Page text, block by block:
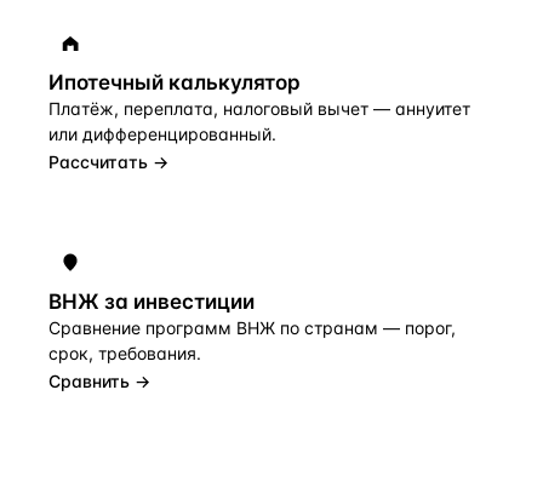
Ипотечный калькулятор
Платёж, переплата, налоговый вычет — аннуитет
или дифференцированный.
Рассчитать →
ВНЖ за инвестиции
Сравнение программ ВНЖ по странам — порог,
срок, требования.
Сравнить →